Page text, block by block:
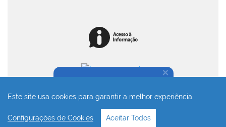
Este site usa cookies para garantir a melhor experiência.
Configurações de Cookies Aceitar Todos
Desenvolvido com o CMS de código aberto